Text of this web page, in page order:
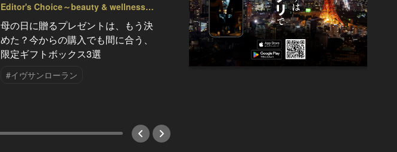
Editor's Choice～beauty & wellness～
Vol.44
母の日に贈るプレゼントは、もう決
めた？今からの購入でも間に合う、
限定ギフトボックス3選
#イヴサンローラン
現代の“教育・お受験”リアルドキュメ
ント Vol.13
【インター教育のリスク】我が子を
通わせて4年目に、母親が感じたヤ
慶應義
慶應付